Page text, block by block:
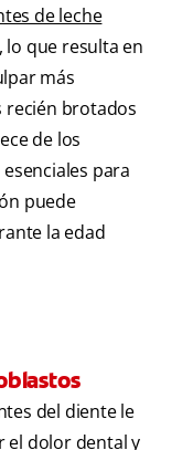
de leche
que resulta en
más
recién brotados
de los
para
puede
la edad
del diente le
el dolor dental y